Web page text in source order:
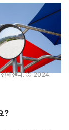
선재센터. ⓒ 2024.
?